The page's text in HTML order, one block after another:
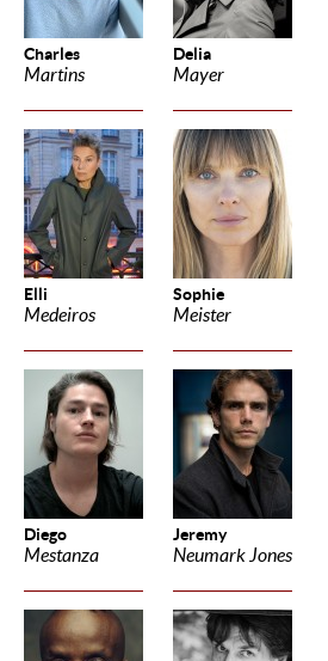
Charles
Martins
Delia
Mayer
Elli
Medeiros
Sophie
Meister
Diego
Mestanza
Jeremy
Neumark Jones